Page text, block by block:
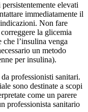
elevati
immediatamente il
Non fare
la glicemia
l’insulina venga
un metodo
per insulina).
professionisti sanitari.
sono destinate a scopi
come un parere
professionista sanitario